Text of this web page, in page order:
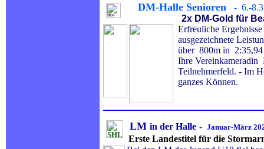
DM-Halle Senioren
- 6.-
2x DM-Gold für
Erfreuliche
ausgezeichnete
über 800m in 2:35,94
Ihre Vereinkameradin
Teilnehmerfeld. - Im
ganzes Können.
LM in der Halle - Januar-März
Erste Landestitel für die